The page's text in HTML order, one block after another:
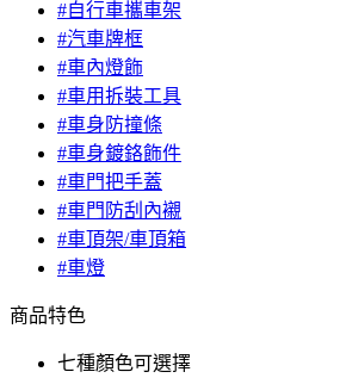
#自行車攜車架
#汽車牌框
#車內燈飾
#車用拆裝工具
#車身防撞條
#車身鍍鉻飾件
#車門把手蓋
#車門防刮內襯
#車頂架/車頂箱
#車燈
商品特色
七種顏色可選擇